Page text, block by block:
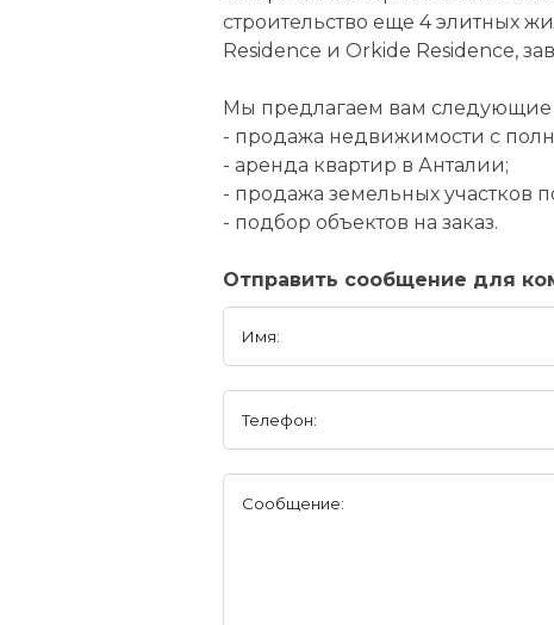
строительство еще 4 элитных
Residence и Orkide Residence,
Мы предлагаем вам следующие
- продажа недвижимости с
- аренда квартир в Анталии;
- продажа земельных участков
- подбор объектов на заказ.
Отправить сообщение для
Имя:
Телефон:
Сообщение: